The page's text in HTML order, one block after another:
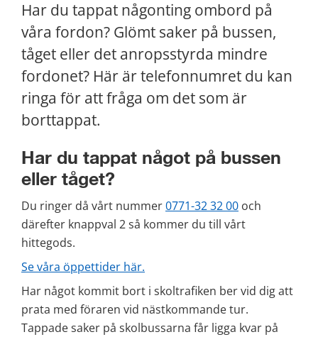
Har du tappat någonting ombord på
våra fordon? Glömt saker på bussen,
tåget eller det anropsstyrda mindre
fordonet? Här är telefonnumret du kan
ringa för att fråga om det som är
borttappat.
Har du tappat något på bussen
eller tåget?
Du ringer då vårt nummer 0771-32 32 00 och
därefter knappval 2 så kommer du till vårt
hittegods.
Se våra öppettider här.
Har något kommit bort i skoltrafiken ber vid dig att
prata med föraren vid nästkommande tur.
Tappade saker på skolbussarna får ligga kvar på